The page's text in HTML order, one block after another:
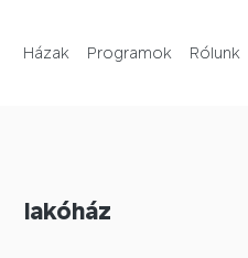
Házak Programok Rólunk
lakóház